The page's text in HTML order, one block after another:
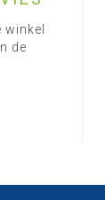
de